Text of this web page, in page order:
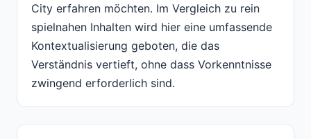
City erfahren möchten. Im Vergleich zu rein
spielnahen Inhalten wird hier eine umfassende
Kontextualisierung geboten, die das
Verständnis vertieft, ohne dass Vorkenntnisse
zwingend erforderlich sind.